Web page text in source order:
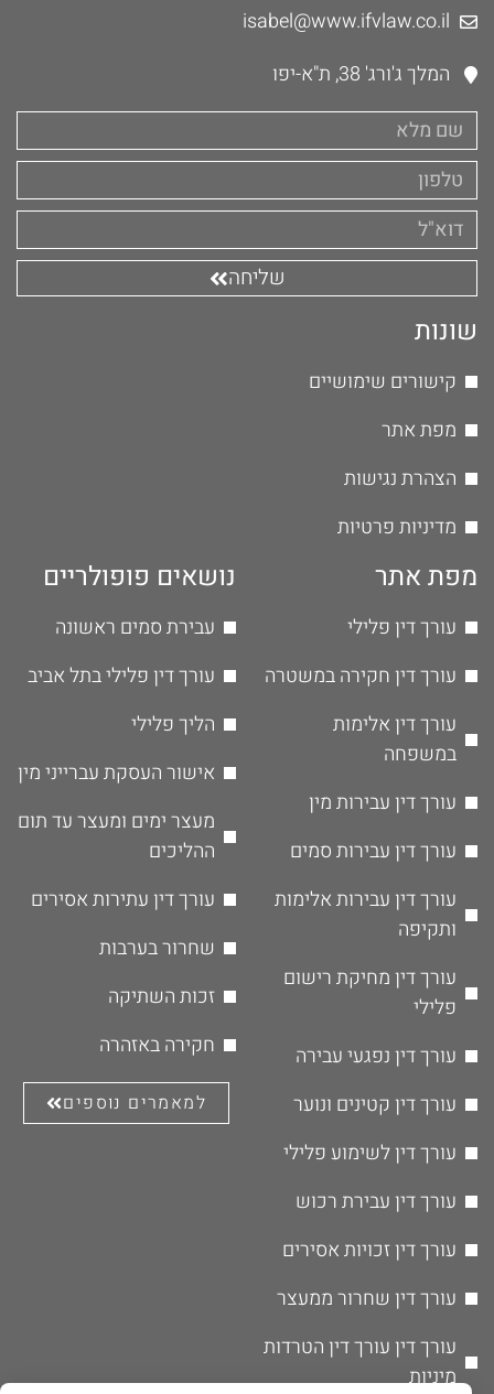
isabel@www.ifvlaw.co.il
המלך ג'ורג' 38, ת"א-יפו
שליחה
שונות
קישורים שימושיים
מפת אתר
הצהרת נגישות
מדיניות פרטיות
מפת אתר
עורך דין פלילי
עורך דין חקירה במשטרה
עורך דין אלימות
במשפחה
עורך דין עבירות מין
עורך דין עבירות סמים
עורך דין עבירות אלימות
ותקיפה
עורך דין מחיקת רישום
פלילי
עורך דין נפגעי עבירה
עורך דין קטינים ונוער
עורך דין לשימוע פלילי
עורך דין עבירת רכוש
עורך דין זכויות אסירים
עורך דין שחרור ממעצר
עורך דין עורך דין הטרדות
מיניות
נושאים פופולריים
עבירת סמים ראשונה
עורך דין פלילי בתל אביב
הליך פלילי
אישור העסקת עברייני מין
מעצר ימים ומעצר עד תום
ההליכים
עורך דין עתירות אסירים
שחרור בערבות
זכות השתיקה
חקירה באזהרה
למאמרים נוספים